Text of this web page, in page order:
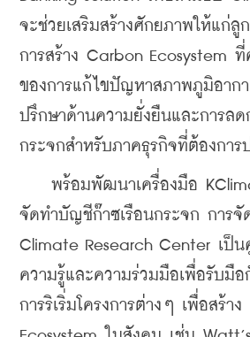
จะช่วยเสริมสร้างศักยภาพให้แก่ลู
การสร้าง Carbon Ecosystem
ของการแก้ไขปัญหาสภาพภูมิอาก
ปรึกษาด้านความยั่งยืนและการลด
กระจกสำหรับภาคธุรกิจที่ต้องการ
พร้อมพัฒนาเครื่องมือ
จัดทำบัญชีก๊าซเรือนกระจก การ
Climate Research Center เป็น
ความรู้และความร่วมมือเพื่อรับมื
การริเริ่มโครงการต่างๆ เพื่อสร้า